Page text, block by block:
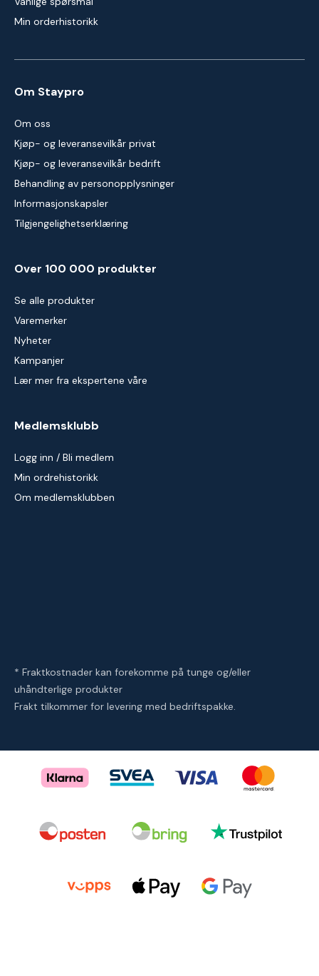
Min orderhistorikk
Om Staypro
Om oss
Kjøp- og leveransevilkår privat
Kjøp- og leveransevilkår bedrift
Behandling av personopplysninger
Informasjonskapsler
Tilgjengelighetserklæring
Over 100 000 produkter
Se alle produkter
Varemerker
Nyheter
Kampanjer
Lær mer fra ekspertene våre
Medlemsklubb
Logg inn / Bli medlem
Min ordrehistorikk
Om medlemsklubben
* Fraktkostnader kan forekomme på tunge og/eller
uhåndterlige produkter
Frakt tilkommer for levering med bedriftspakke.